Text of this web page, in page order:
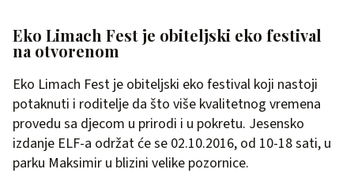
Eko Limach Fest je obiteljski eko festival
na otvorenom
Eko Limach Fest je obiteljski eko festival koji nastoji
potaknuti i roditelje da što više kvalitetnog vremena
provedu sa djecom u prirodi i u pokretu. Jesensko
izdanje ELF-a održat će se 02.10.2016, od 10-18 sati, u
parku Maksimir u blizini velike pozornice.